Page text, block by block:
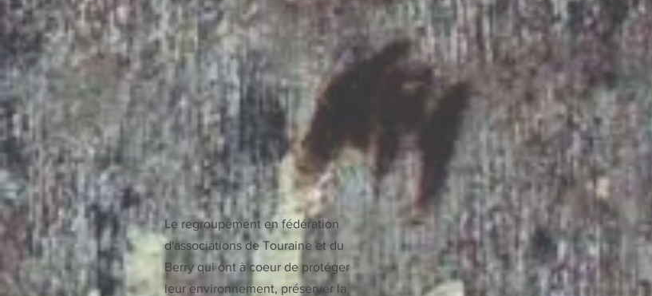
Le regroupement en fédération
d'associations de Touraine et du
Berry qui ont à coeur de protéger
leur environnement, préserver la